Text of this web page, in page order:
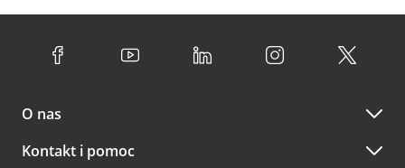
O nas
Kontakt i pomoc